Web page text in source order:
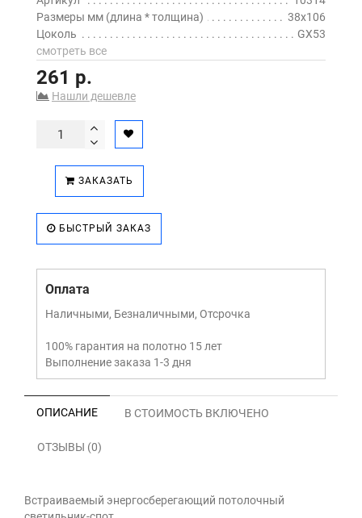
Размеры мм (длина * толщина)
38x106
Цоколь
GX53
смотреть все
261 р.
Нашли дешевле
ЗАКАЗАТЬ
БЫСТРЫЙ ЗАКАЗ
Оплата
Наличными, Безналичными, Отсрочка
100% гарантия на полотно 15 лет
Выполнение заказа 1-3 дня
ОПИСАНИЕ В СТОИМОСТЬ ВКЛЮЧЕНО
ОТЗЫВЫ (0)
Встраиваемый энергосберегающий потолочный